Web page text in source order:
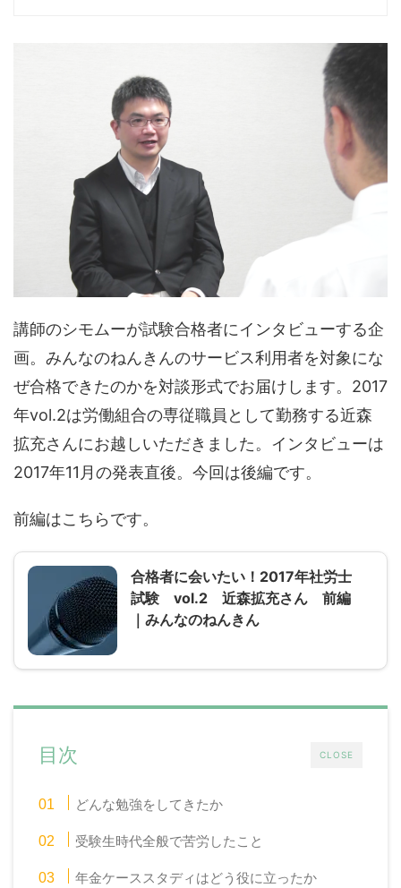
講師のシモムーが試験合格者にインタビューする企
画。みんなのねんきんのサービス利用者を対象にな
ぜ合格できたのかを対談形式でお届けします。2017
年vol.2は労働組合の専従職員として勤務する近森
拡充さんにお越しいただきました。インタビューは
2017年11月の発表直後。今回は後編です。
前編はこちらです。
合格者に会いたい！2017年社労士
試験 vol.2 近森拡充さん 前編
｜みんなのねんきん
CLOSE
目次
どんな勉強をしてきたか
受験生時代全般で苦労したこと
年金ケーススタディはどう役に立ったか